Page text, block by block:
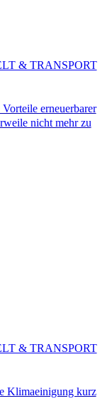
erneuerbarer
nicht mehr zu
& TRANSPORT
Klimaeinigung kurz
& TRANSPORT